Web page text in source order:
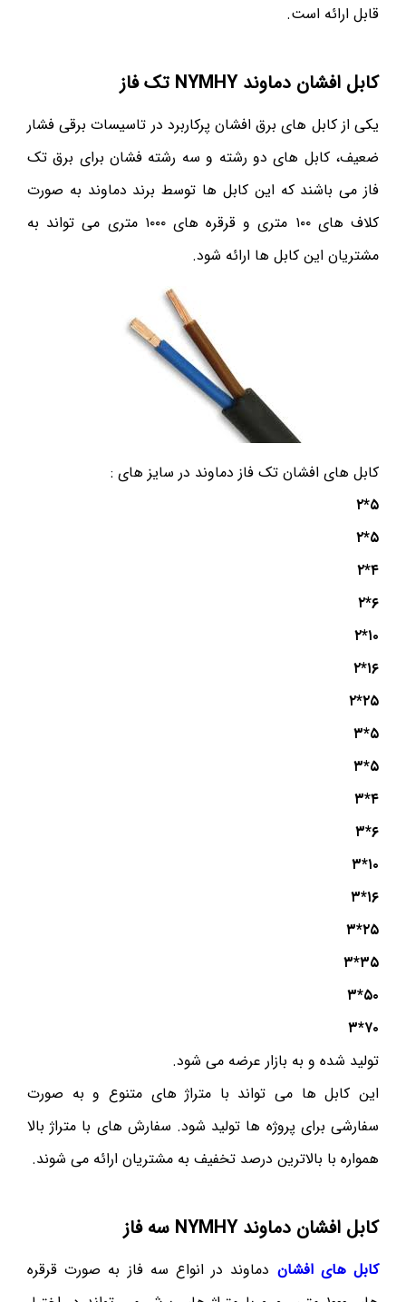
قابل ارائه است.
کابل افشان دماوندNYMHYتک فاز
یکی از کابل های برق افشان پرکاربرد در تاسیسات برقی فشار
ضعیف، کابل های دو رشته و سه رشته فشان برای برق تک
فاز می باشند که این کابل ها توسط برند دماوند به صورت
کلاف های ۱۰۰ متری و قرقره های ۱۰۰۰ متری می تواند به
مشتریان این کابل ها ارائه شود.
کابل های افشان تک فاز دماوند در سایز های :
۵*۲
۵*۲
۴*۲
۶*۲
۱۰*۲
۱۶*۲
۲۵*۲
۵*۳
۵*۳
۴*۳
۶*۳
۱۰*۳
۱۶*۳
۲۵*۳
۳۵*۳
۵۰*۳
۷۰*۳
تولید شده و به بازار عرضه می شود.
این کابل ها می تواند با متراژ های متنوع و به صورت
سفارشی برای پروژه ها تولید شود. سفارش های با متراژ بالا
همواره با بالاترین درصد تخفیف به مشتریان ارائه می شوند.
کابل افشان دماوندNYMHY سه فاز
کابل های افشان دماوند در انواع سه فاز به صورت قرقره